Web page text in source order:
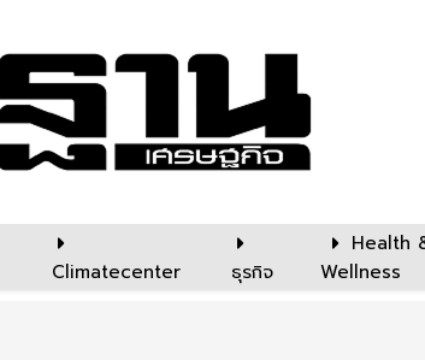
Climatecenter ธุรกิจ
Health
Wellness